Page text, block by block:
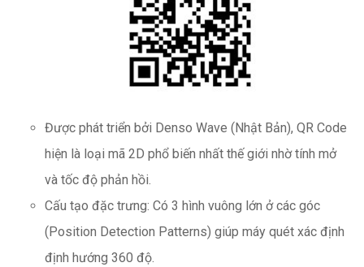
Được phát triển bởi Denso Wave (Nhật Bản), QR Code
hiện là loại mã 2D phổ biến nhất thế giới nhờ tính mở
và tốc độ phản hồi.
Cấu tạo đặc trưng: Có 3 hình vuông lớn ở các góc
(Position Detection Patterns) giúp máy quét xác định
định hướng 360 độ.